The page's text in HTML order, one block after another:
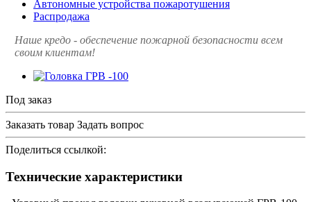
Автономные устройства пожаротушения
Распродажа
Наше кредо - обеспечение пожарной безопасности всем
своим клиентам!
Под заказ
Заказать товар Задать вопрос
Поделиться ссылкой:
Технические характеристики